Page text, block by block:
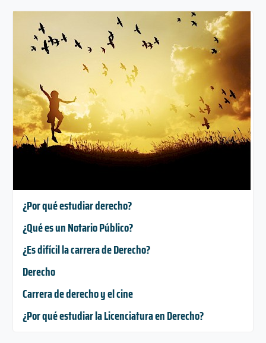
¿Por qué estudiar derecho?
¿Qué es un Notario Público?
¿Es difícil la carrera de Derecho?
Derecho
Carrera de derecho y el cine
¿Por qué estudiar la Licenciatura en Derecho?